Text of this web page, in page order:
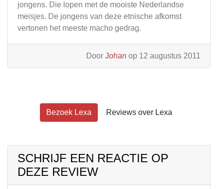
jongens. Die lopen met de mooiste Nederlandse
meisjes. De jongens van deze etnische afkomst
vertonen het meeste macho gedrag.
Door Johan op 12 augustus 2011
Bezoek Lexa Reviews over Lexa
SCHRIJF EEN REACTIE OP
DEZE REVIEW